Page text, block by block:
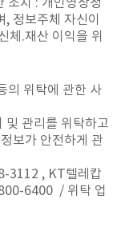
정보주체 자신이
체.재산 이익을 위
의 위탁에 관한 사
및 관리를 위탁하고
보가 안전하게 관
3112 , KT텔레캅
6400 / 위탁 업